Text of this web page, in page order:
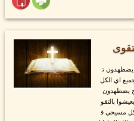
يضطهدون ت
اي الكل
يضطهدون
بالتقو
مسيحي ف